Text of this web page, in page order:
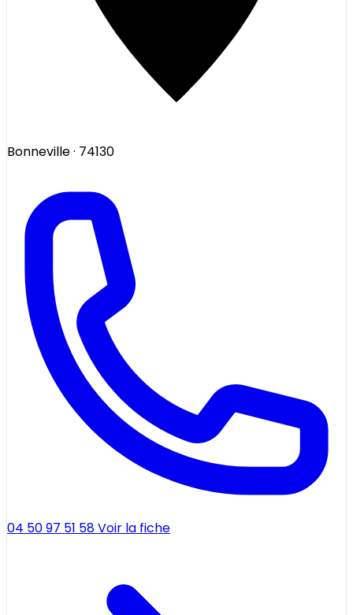
Bonneville· 74130
04 50 97 51 58Voir la fiche